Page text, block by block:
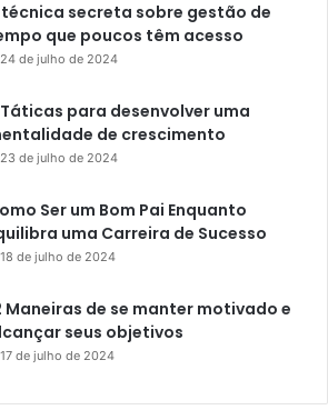
técnica secreta sobre gestão de
que poucos têm acesso
24 de julho de 2024
para desenvolver uma
de crescimento
23 de julho de 2024
Ser um Bom Pai Enquanto
uma Carreira de Sucesso
18 de julho de 2024
Maneiras de se manter motivado e
seus objetivos
17 de julho de 2024